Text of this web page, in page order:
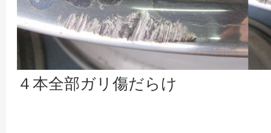
４本全部ガリ傷だらけ